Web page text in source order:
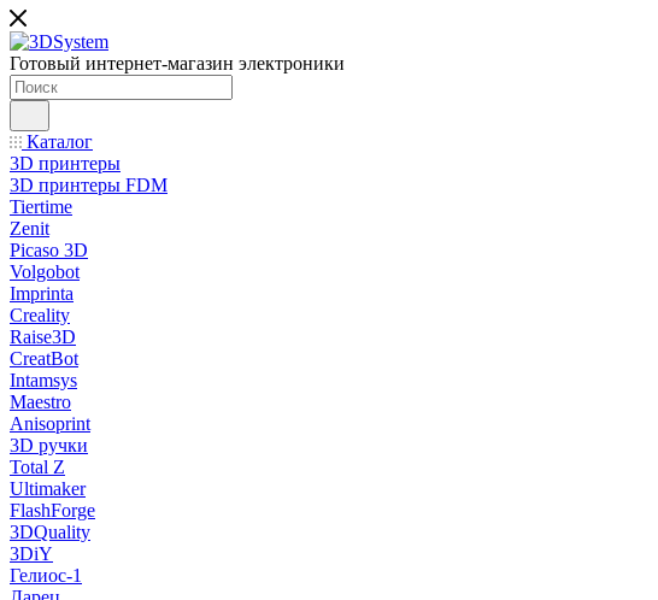
Готовый интернет-магазин электроники
Каталог
3D принтеры
3D принтеры FDM
Tiertime
Zenit
Picaso 3D
Volgobot
Imprinta
Creality
Raise3D
CreatBot
Intamsys
Maestro
Anisoprint
3D ручки
Total Z
Ultimaker
FlashForge
3DQuality
3DiY
Гелиос-1